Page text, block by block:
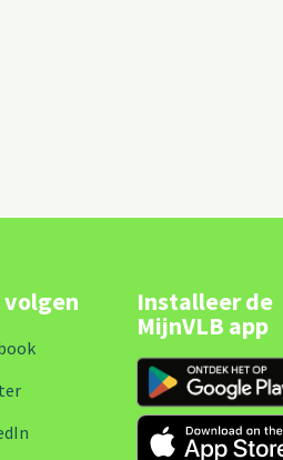
Installeer de
MijnVLB app